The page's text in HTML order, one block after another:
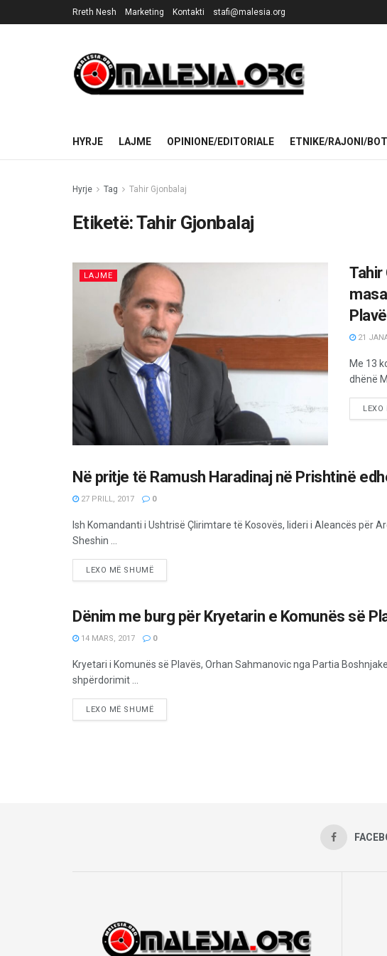
Rreth Nesh Marketing Kontakti stafi@malesia.org
HYRJE LAJME OPINIONE/EDITORIALE ETNIKE/RAJONI/
Hyrje Tag Tahir Gjonbalaj
Etiketë:Tahir Gjonbalaj
LAJME
Tahir
21
Me 13
dhënë
LEXO
LAJME
Në pritje të Ramush Haradinaj në Prishtinë
27 PRILL, 2017 0
Ish Komandanti i Ushtrisë Çlirimtare të Kosovës, lideri i Aleancës për
Sheshin ...
LEXO MË SHUMË
LAJME
Dënim me burg për Kryetarin e Komunës së
14 MARS, 2017 0
Kryetari i Komunës së Plavës, Orhan Sahmanovic nga Partia
shpërdorimit ...
LEXO MË SHUMË